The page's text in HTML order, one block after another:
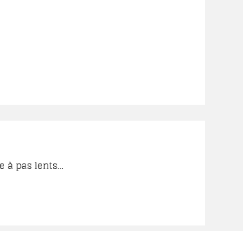
à pas lents...